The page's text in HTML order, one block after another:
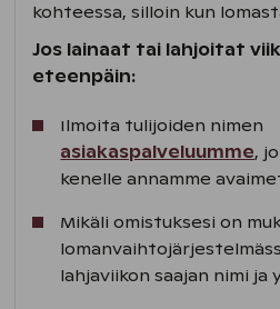
kohteessa, silloin kun
Jos lainaat tai lahjoitat
eteenpäin:
Ilmoita tulijoiden nimen
asiakaspalveluumme,
kenelle annamme
Mikäli omistuksesi on
lahjaviikon saajan nimi